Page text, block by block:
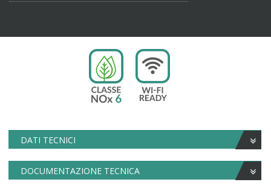
DATI TECNICI
DOCUMENTAZIONE TECNICA